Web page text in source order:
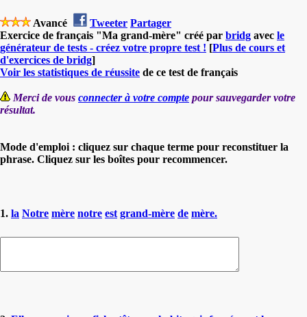
Avancé Tweeter Partager
Exercice de français "Ma grand-mère" créé par bridg avec le
générateur de tests - créez votre propre test ! [Plus de cours et
d'exercices de bridg]
Voir les statistiques de réussite de ce test de français
Merci de vous connecter à votre compte pour sauvegarder votre
résultat.
Mode d'emploi : cliquez sur chaque terme pour reconstituer la
phrase. Cliquez sur les boîtes pour recommencer.
1. la Notre mère notre est grand-mère de mère.